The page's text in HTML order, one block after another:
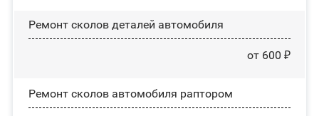
Ремонт сколов деталей автомобиля
от 600 ₽
Ремонт сколов автомобиля раптором